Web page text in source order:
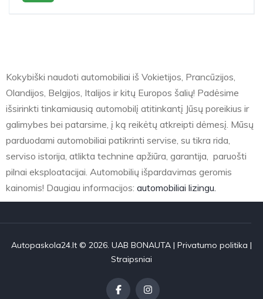
Kokybiški naudoti automobiliai iš Vokietijos, Prancūzijos,
Olandijos, Belgijos, Italijos ir kitų Europos šalių! Padėsime
išsirinkti tinkamiausią automobilį atitinkantį Jūsų poreikius ir
galimybes bei patarsime, į ką reikėtų atkreipti dėmesį. Mūsų
parduodami automobiliai patikrinti servise, su tikra rida,
serviso istorija, atlikta technine apžiūra, garantija, paruošti
pilnai eksploatacijai. Automobilių išpardavimas geromis
kainomis! Daugiau informacijos: automobiliai lizingu.
Autopaskola24.lt © 2026. UAB BONAUTA | Privatumo politika |
Straipsniai